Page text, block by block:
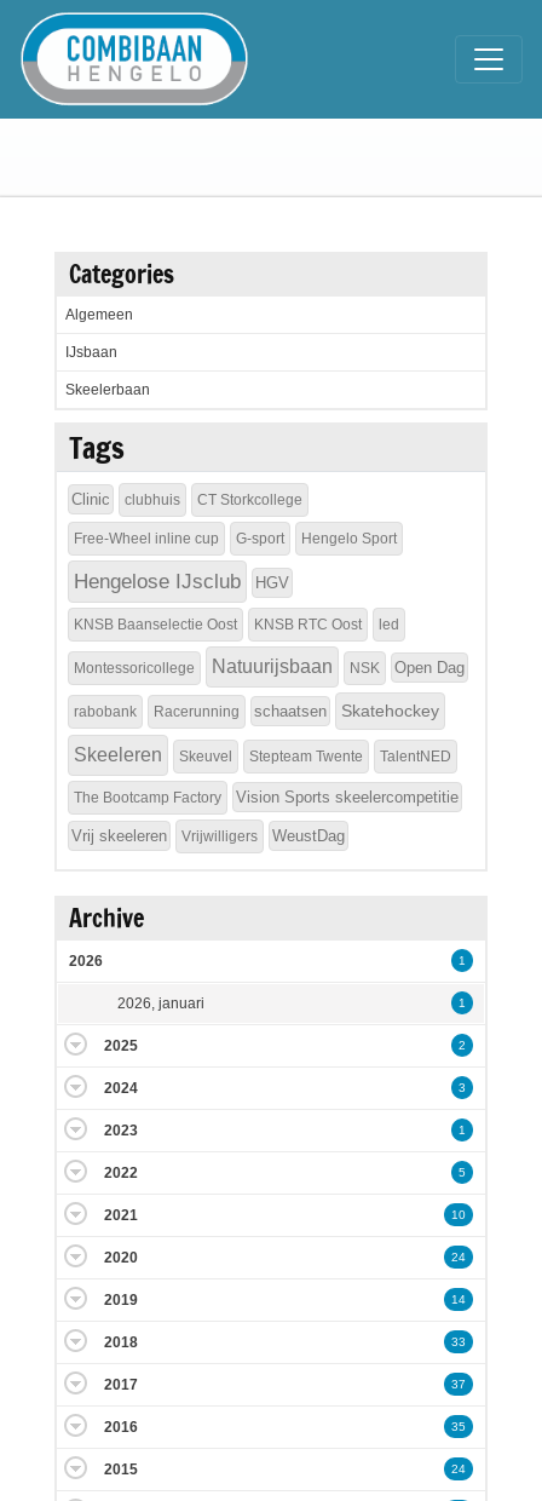
Categories
Algemeen
IJsbaan
Skeelerbaan
Tags
Clinic clubhuis CT Storkcollege
Free-Wheel inline cup G-sport Hengelo Sport
Hengelose IJsclub HGV
KNSB Baanselectie Oost KNSB RTC Oost led
Montessoricollege Natuurijsbaan NSK Open Dag
rabobank Racerunning schaatsen Skatehockey
Skeeleren Skeuvel Stepteam Twente TalentNED
The Bootcamp Factory Vision Sports skeelercompetitie
Vrij skeeleren Vrijwilligers WeustDag
Archive
2026 1
2026, januari 1
2025 2
2024 3
2023 1
2022 5
2021 10
2020 24
2019 14
2018 33
2017 37
2016 35
2015 24